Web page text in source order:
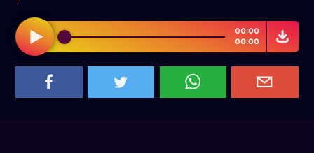
00:00
00:00